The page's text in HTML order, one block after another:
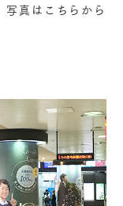
写真はこちらから